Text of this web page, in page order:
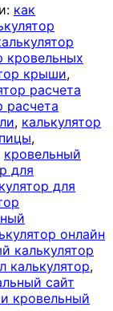
как
кровельных
крыши,
расчета
расчета
, калькулятор
,
кровельный
для
для
онлайн
калькулятор
калькулятор,
сайт
кровельный